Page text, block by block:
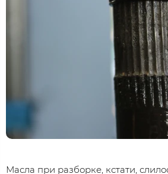
Масла при разборке, кстати,